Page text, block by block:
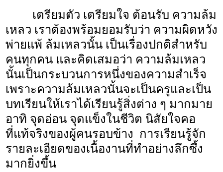
เตรียมตัว เตรียมใจ ต้อนรับ ความล้ม
เหลว เราต้องพร้อมยอมรับว่า ความผิดหวัง
พ่ายแพ้ ล้มเหลวนั้น เป็นเรื่องปกติสำหรับ
คนทุกคน และคิดเสมอว่า ความล้มเหลว
นั้นเป็นกระบวนการหนึ่งของความสำเร็จ
เพราะความล้มเหลวนั้นจะเป็นครูและเป็น
บทเรียนให้เราได้เรียนรู้สิ่งต่าง ๆ มากมาย
อาทิ จุดอ่อน จุดแข็งในชีวิต นิสัยใจคอ
ที่แท้จริงของผู้คนรอบข้าง การเรียนรู้จัก
รายละเอียดของเนื้องานที่ทำอย่างลึกซึ้ง
มากยิ่งขึ้น